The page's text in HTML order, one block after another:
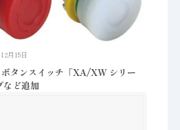
月15日
タンスイッチ「XA/XW シリー
など追加